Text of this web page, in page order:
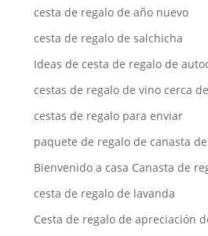
cesta de regalo de año nuevo
cesta de regalo de salchicha
Ideas de cesta de regalo de
cestas de regalo de vino cerca
cestas de regalo para enviar
paquete de regalo de canasta
Bienvenido a casa Canasta de
cesta de regalo de lavanda
Cesta de regalo de apreciación